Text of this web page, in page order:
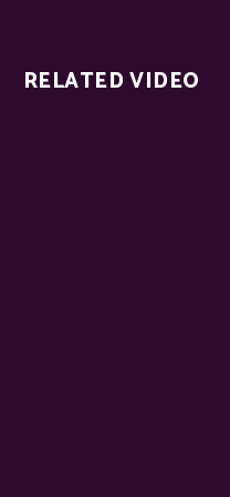
RELATED VIDEO